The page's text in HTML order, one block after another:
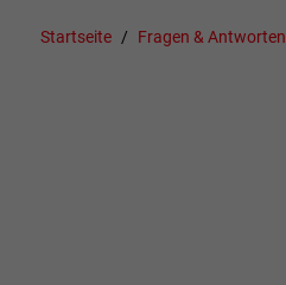
Startseite Fragen & Antworten